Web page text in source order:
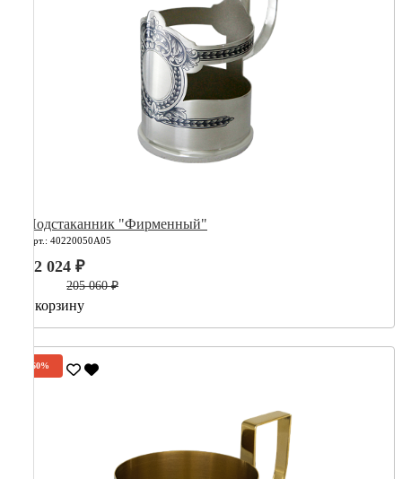
Подстаканник "Фирменный"
Арт.: 40220050А05
82 024 ₽
205 060 ₽
В корзину
-60%